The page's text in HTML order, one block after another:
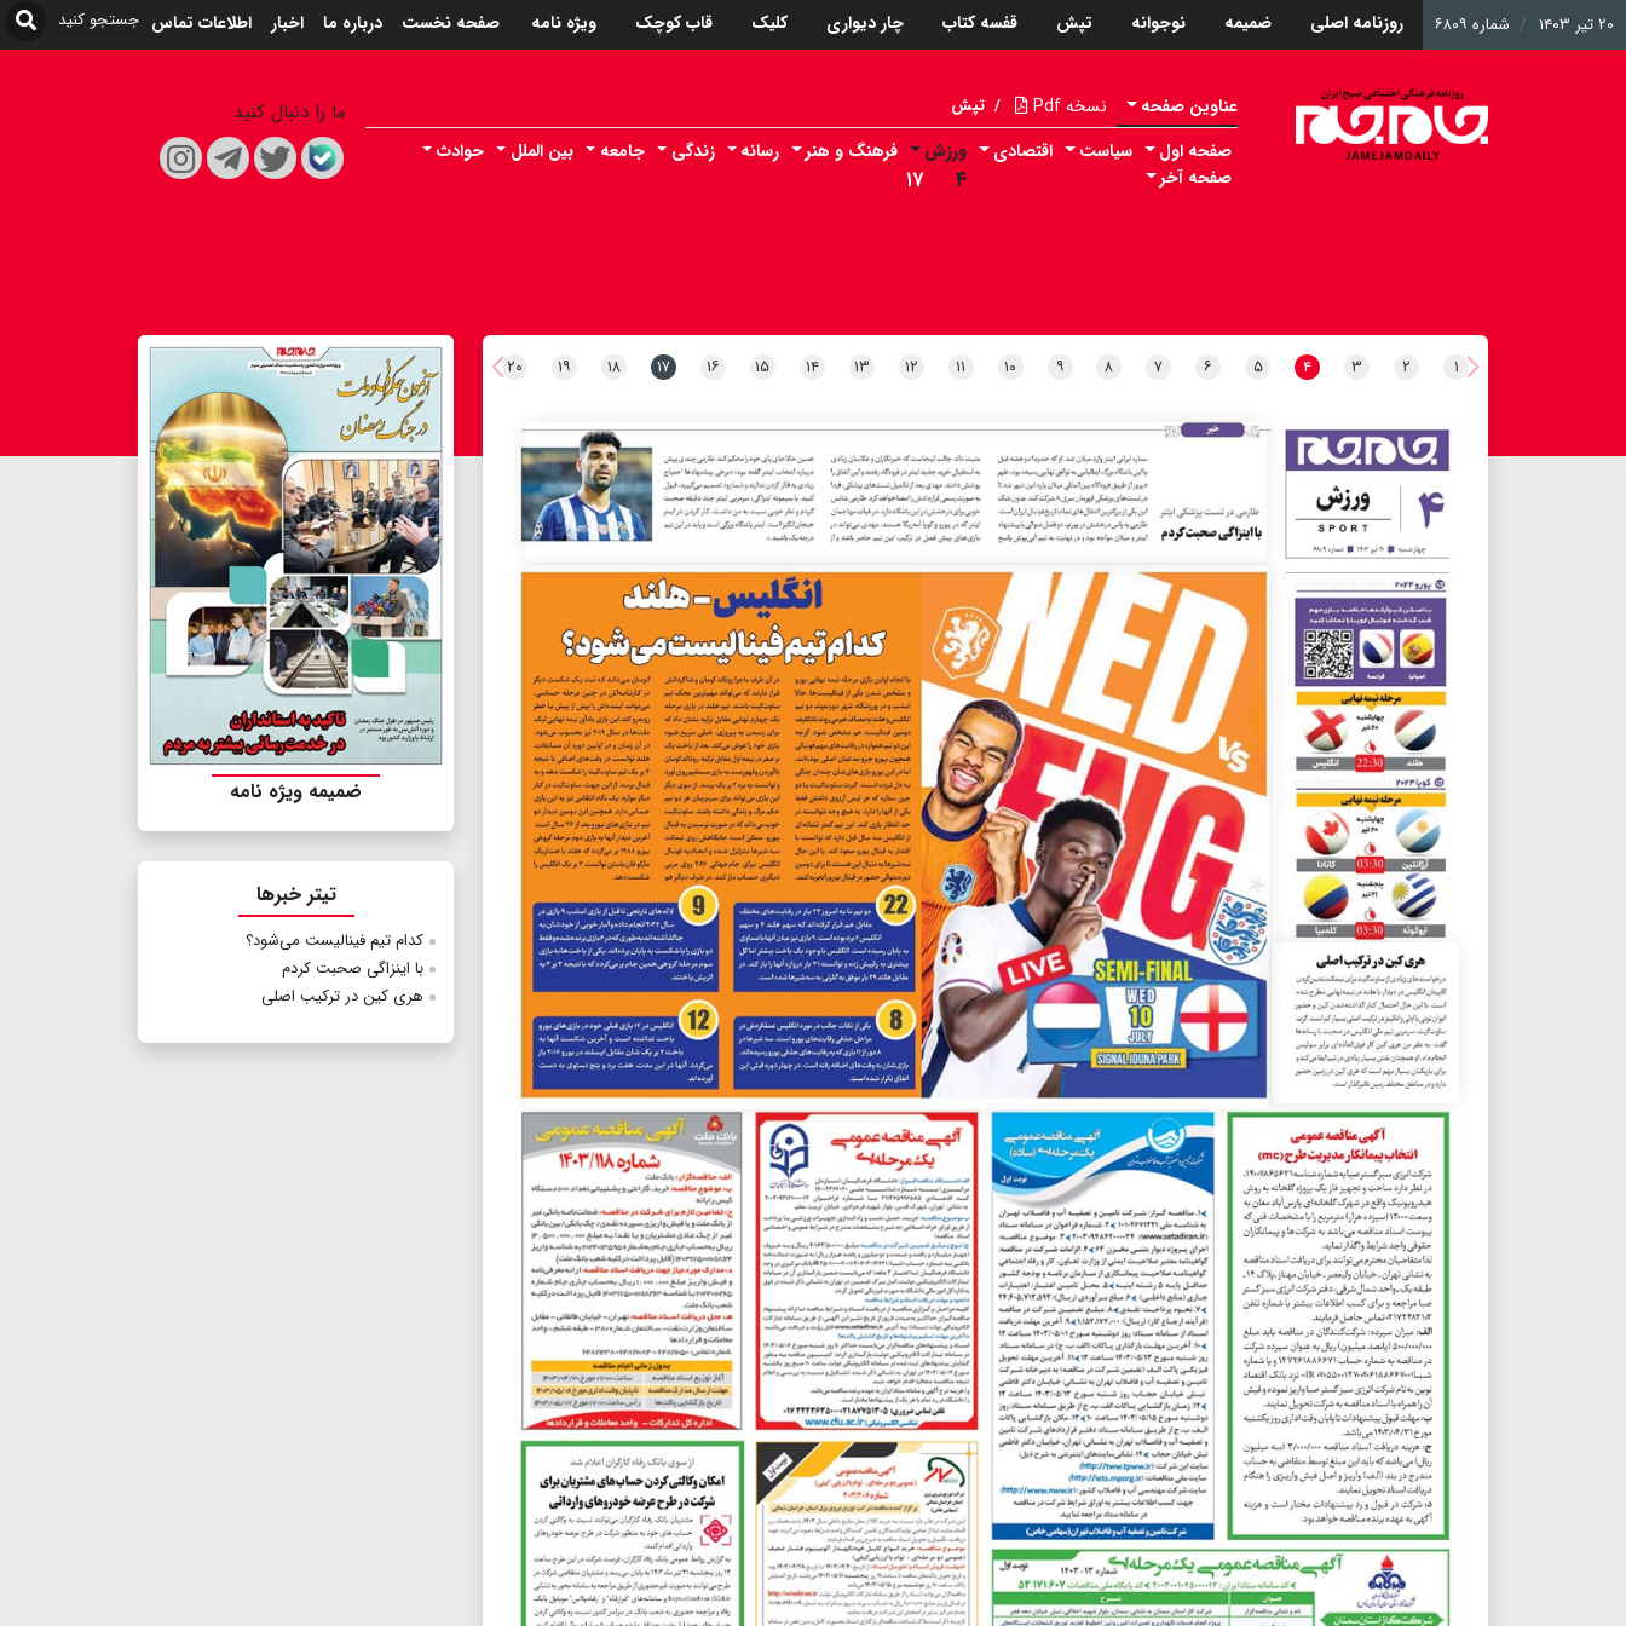
۲۰ تیر ۱۴۰۳ شماره ۶۸۰۹ روزنامه اصلی ضمیمه نوجوانه تپش قفسه کتاب چار دیواری کلیک قاب کوچک ویژه نامه صفحه نخست درباره ما اخبار اطلاعات تماس
عناوین صفحه نسخه Pdf / تپش
صفحه اول سیاست اقتصادی ورزش
۴ ۱۷
فرهنگ و هنر رسانه زندگی جامعه بین الملل
حوادث
صفحه آخر
ما را دنبال کنید
۱ ۲ ۳ ۴ ۵ ۶ ۷ ۸ ۹ ۱۰ ۱۱ ۱۲ ۱۳ ۱۴ ۱۵ ۱۶ ۱۷ ۱۸ ۱۹ ۲۰
ضمیمه ویژه نامه
تیتر خبرها
کدام تیم فینالیست می‌شود؟
با اینزاگی صحبت کردم
هری کین در ترکیب اصلی